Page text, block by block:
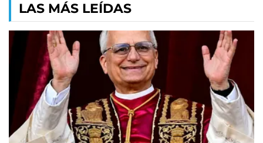
LAS MÁS LEÍDAS